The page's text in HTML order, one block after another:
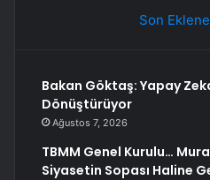
Son
Bakan Göktaş: Yapay
Dönüştürüyor
Ağustos 7, 2026
TBMM Genel Kurulu…
Siyasetin Sopası Haline